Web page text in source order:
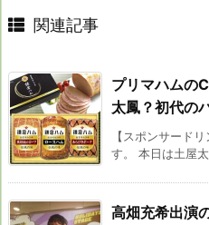
関連記事
プリマハムの
太鳳？初代の
【スポンサード
す。 本日は土屋
高畑充希出演